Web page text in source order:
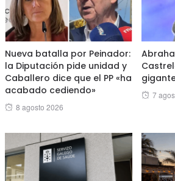
Nueva batalla por Peinador:
la Diputación pide unidad y
Caballero dice que el PP «ha
acabado cediendo»
Posted
8 agosto 2026
7